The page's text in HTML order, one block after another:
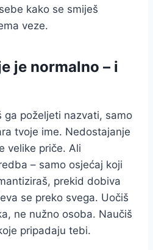
kako se smiješ
veze.
je normalno – i
ga poželjeti nazvati, samo
tvoje ime. Nedostajanje
velike priče. Ali
– samo osjećaj koji
prekid dobiva
se preko svega. Uočiš
ne nužno osoba. Naučiš
pripadaju tebi.